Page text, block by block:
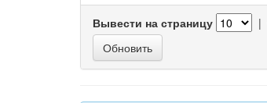
Вывести на страницу |